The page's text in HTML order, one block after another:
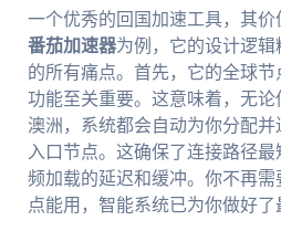
一个优秀的回国加速工具，其价
番茄加速器为例，它的设计逻
的所有痛点。首先，它的全球
功能至关重要。这意味着，无
澳洲，系统都会自动为你分配
入口节点。这确保了连接路径
频加载的延迟和缓冲。你不再
点能用，智能系统已为你做好了